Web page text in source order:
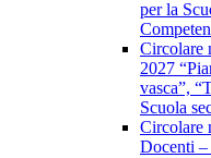
per la
Circolare
2027
vasca”,
Scuola
Circolare
Docenti